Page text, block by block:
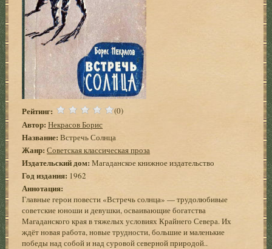
Рейтинг: (0)
Автор: Некрасов Борис
Название: Встречь Солнца
Жанр: Советская классическая проза
Издательский дом: Магаданское книжное издательство
Год издания: 1962
Аннотация:
Главные герои повести «Встречь солнца» — трудолюбивые
советские юноши и девушки, осваивающие богатства
Магаданского края в тяжелых условиях Крайнего Севера. Их
ждёт новая работа, новые трудности, большие и маленькие
победы над собой и над суровой северной природой..